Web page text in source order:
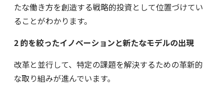
たな働き方を創造する戦略的投資として位置づけてい
ることがわかります。
2 的を絞ったイノベーションと新たなモデルの出現
改革と並行して、特定の課題を解決するための革新的
な取り組みが進んでいます。